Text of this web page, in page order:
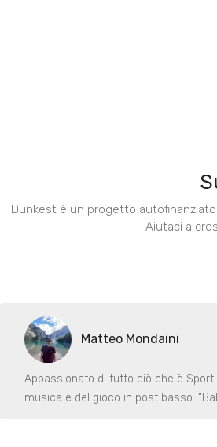
Dunkest è un progetto
Aiutaci a
Matteo Mondaini
Appassionato di tutto ciò che è Sport
musica e del gioco in post basso.